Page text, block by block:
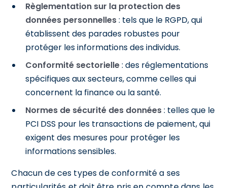
Règlementation sur la protection des
données personnelles: tels que le RGPD, qui
établissent des parades robustes pour
protéger les informations des individus.
Conformité sectorielle: des réglementations
spécifiques aux secteurs, comme celles qui
concernent la finance ou la santé.
Normes de sécurité des données: telles que le
PCI DSS pour les transactions de paiement, qui
exigent des mesures pour protéger les
informations sensibles.
Chacun de ces types de conformité a ses